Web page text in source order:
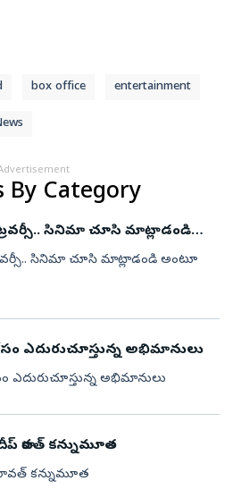
box office entertainment
By Category
సినిమా చూసి మాట్లాడండి
సినిమా చూసి మాట్లాడండి అంటూ
ఎదురుచూస్తున్న అభిమానులు
అభిమానులు
రావత్ కన్నుమూత
కన్నుమూత